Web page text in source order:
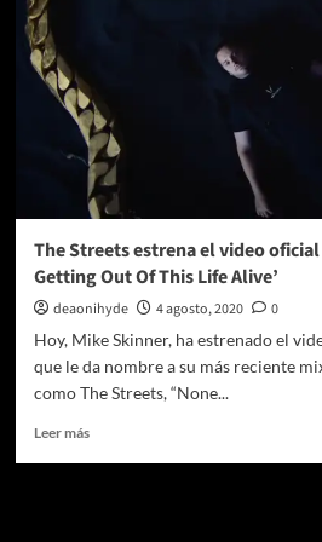
The Streets estrena el video oficial
Getting Out Of This Life Alive’
deaonihyde 4 agosto, 2020
0
Hoy, Mike Skinner, ha estrenado el
que le da nombre a su más reciente
como The Streets, “None...
Leer másLeer